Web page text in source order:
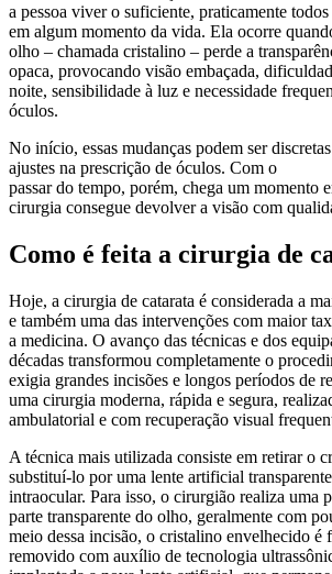
a pessoa viver o suficiente, praticamente
em algum momento da vida. Ela ocorre
olho – chamada cristalino – perde a
opaca, provocando visão embaçada,
noite, sensibilidade à luz e necessidade
óculos.
No início, essas mudanças podem ser
ajustes na prescrição de óculos. Com o
passar do tempo, porém, chega um momento
cirurgia consegue devolver a visão com
Como é feita a cirurgia de
Hoje, a cirurgia de catarata é considerada a
e também uma das intervenções com maior
a medicina. O avanço das técnicas e dos
décadas transformou completamente o
exigia grandes incisões e longos períodos de
uma cirurgia moderna, rápida e segura,
ambulatorial e com recuperação visual
A técnica mais utilizada consiste em retirar o
substituí-lo por uma lente artificial
intraocular. Para isso, o cirurgião realiza uma
parte transparente do olho, geralmente com
meio dessa incisão, o cristalino envelhecido é
removido com auxílio de tecnologia